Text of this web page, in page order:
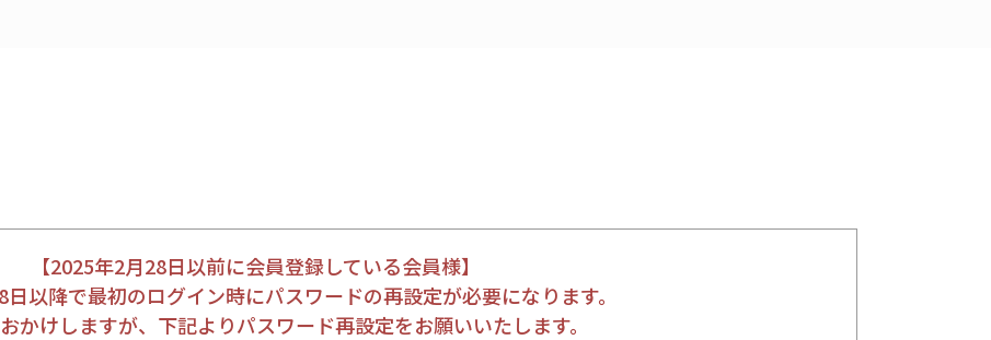
【2025年2月28日以前に会員登録している会員様】
以降で最初のログイン時にパスワードの再設定が必要になります。
かけしますが、下記よりパスワード再設定をお願いいたします。